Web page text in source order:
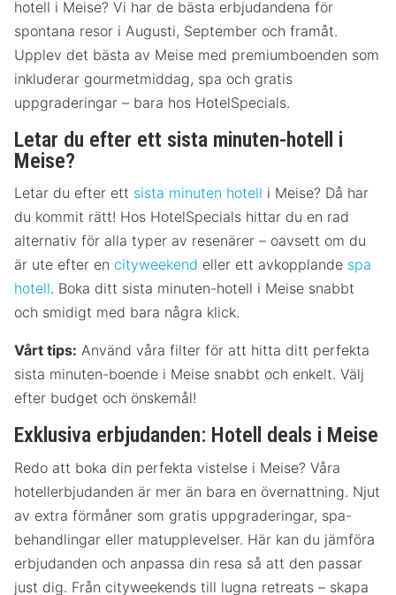
hotell i Meise? Vi har de bästa erbjudandena för
spontana resor i Augusti, September och framåt.
Upplev det bästa av Meise med premiumboenden som
inkluderar gourmetmiddag, spa och gratis
uppgraderingar – bara hos HotelSpecials.
Letar du efter ett sista minuten-hotell i
Meise?
Letar du efter ett sista minuten hotell i Meise? Då har
du kommit rätt! Hos HotelSpecials hittar du en rad
alternativ för alla typer av resenärer – oavsett om du
är ute efter en cityweekend eller ett avkopplande spa
hotell. Boka ditt sista minuten-hotell i Meise snabbt
och smidigt med bara några klick.
Vårt tips: Använd våra filter för att hitta ditt perfekta
sista minuten-boende i Meise snabbt och enkelt. Välj
efter budget och önskemål!
Exklusiva erbjudanden: Hotell deals i Meise
Redo att boka din perfekta vistelse i Meise? Våra
hotellerbjudanden är mer än bara en övernattning. Njut
av extra förmåner som gratis uppgraderingar, spa-
behandlingar eller matupplevelser. Här kan du jämföra
erbjudanden och anpassa din resa så att den passar
just dig. Från cityweekends till lugna retreats – skapa